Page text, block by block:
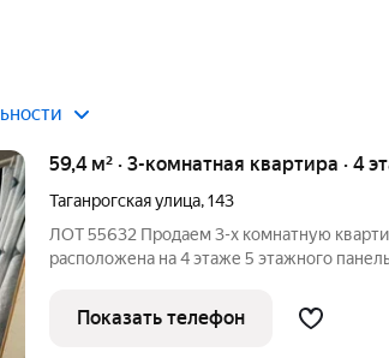
59,4 м² · 3-комнатная квартира · 4
Таганрогская улица,143
ЛОТ 55632 Продаем 3-х комнатную
расположена на 4 этаже 5 этажного
Показать телефон